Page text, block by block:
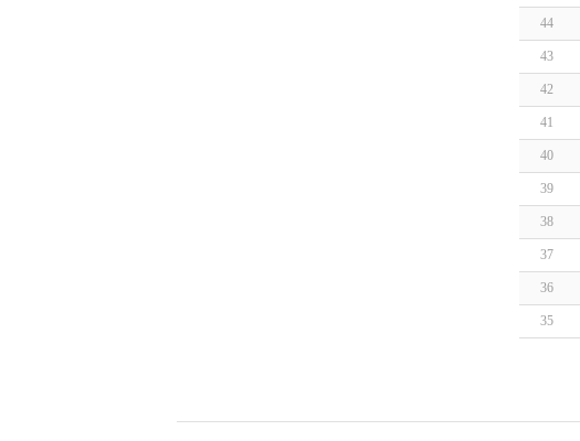
44
43
42
41
40
39
38
37
36
35